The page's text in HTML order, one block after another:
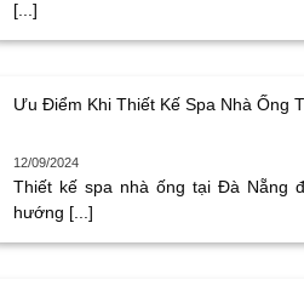
[...]
Ưu Điểm Khi Thiết Kế Spa Nhà Ống
12/09/2024
Thiết kế spa nhà ống tại Đà Nẵng
hướng [...]